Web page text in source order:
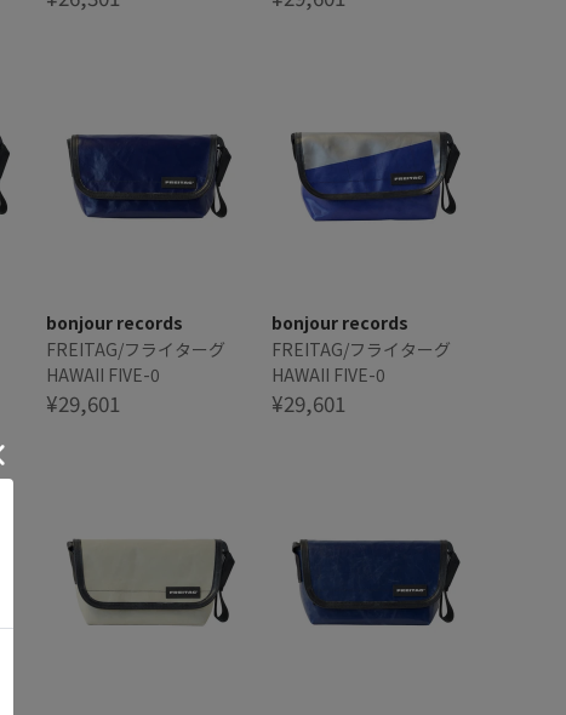
bonjour records
FREITAG/フライターグ
HAWAII FIVE-0
¥29,601
bonjour records
FREITAG/フライターグ
HAWAII FIVE-0
¥29,601